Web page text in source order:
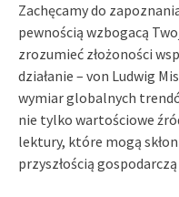
Zachęcamy do
pewnością wzbogacą
zrozumieć złożoności
działanie – von Ludwig
wymiar globalnych
nie tylko wartościowe
lektury, które mogą
przyszłością